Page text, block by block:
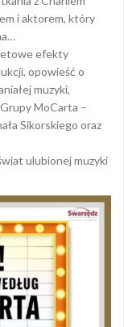
i aktorem, który
efekty
opowieść o
muzyki,
MoCarta –
Sikorskiego oraz
ulubionej muzyki